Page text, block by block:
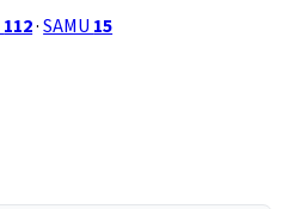
112·SAMU 15